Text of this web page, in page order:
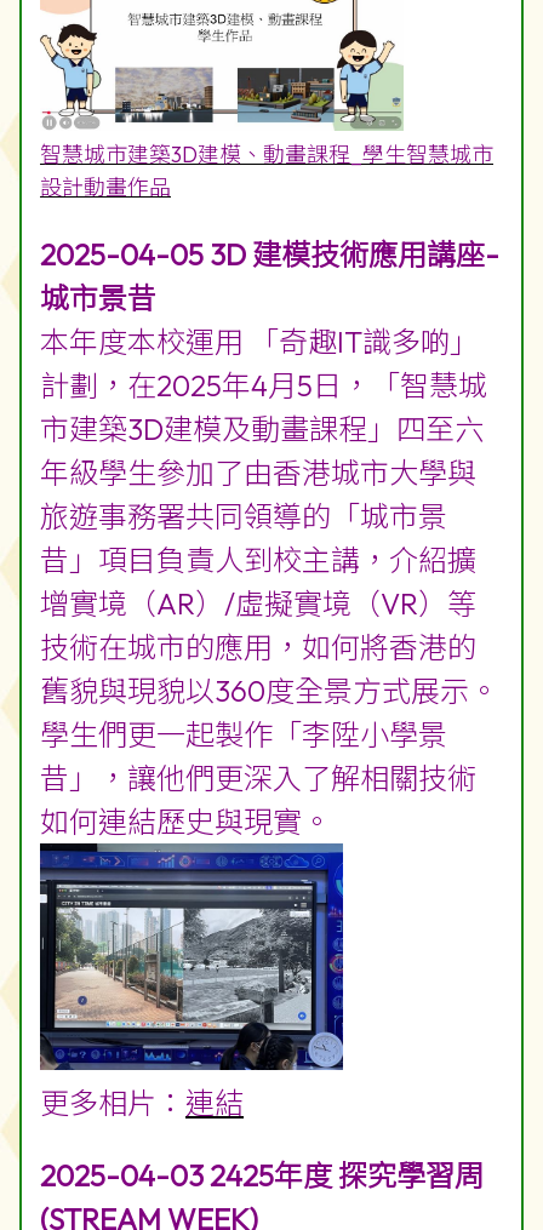
智慧城市建築3D建模、動畫課程_學生智慧城市
設計動畫作品
2025-04-05 3D 建模技術應用講座-
城市景昔
本年度本校運用 「奇趣IT識多啲」
計劃，在2025年4月5日，「智慧城
市建築3D建模及動畫課程」四至六
年級學生參加了由香港城市大學與
旅遊事務署共同領導的「城市景
昔」項目負責人到校主講，介紹擴
增實境（AR）/虛擬實境（VR）等
技術在城市的應用，如何將香港的
舊貌與現貌以360度全景方式展示。
學生們更一起製作「李陞小學景
昔」，讓他們更深入了解相關技術
如何連結歷史與現實。
更多相片： 連結
2025-04-03 2425年度 探究學習周
(STREAM WEEK)